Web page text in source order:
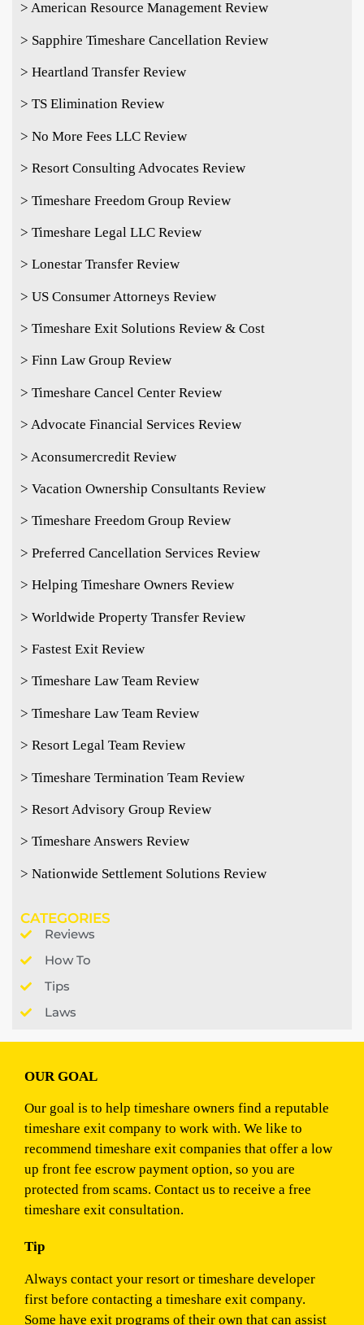
> American Resource Management Review
> Sapphire Timeshare Cancellation Review
> Heartland Transfer Review
> TS Elimination Review
> No More Fees LLC Review
> Resort Consulting Advocates Review
> Timeshare Freedom Group Review
> Timeshare Legal LLC Review
> Lonestar Transfer Review
> US Consumer Attorneys Review
> Timeshare Exit Solutions Review & Cost
> Finn Law Group Review
> Timeshare Cancel Center Review
> Advocate Financial Services Review
> Aconsumercredit Review
> Vacation Ownership Consultants Review
> Timeshare Freedom Group Review
> Preferred Cancellation Services Review
> Helping Timeshare Owners Review
> Worldwide Property Transfer Review
> Fastest Exit Review
> Timeshare Law Team Review
> Timeshare Law Team Review
> Resort Legal Team Review
> Timeshare Termination Team Review
> Resort Advisory Group Review
> Timeshare Answers Review
> Nationwide Settlement Solutions Review
CATEGORIES
Reviews
How To
Tips
Laws
OUR GOAL
Our goal is to help timeshare owners find a reputable
timeshare exit company to work with. We like to
recommend timeshare exit companies that offer a low
up front fee escrow payment option, so you are
protected from scams. Contact us to receive a free
timeshare exit consultation.
Tip
Always contact your resort or timeshare developer
first before contacting a timeshare exit company.
Some have exit programs of their own that can assist